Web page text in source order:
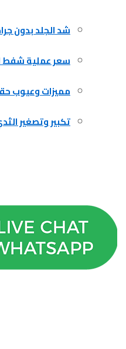
شد الجلد بدون
سعر عملية شفط
مميزات وعيوب
تكبير وتصغير